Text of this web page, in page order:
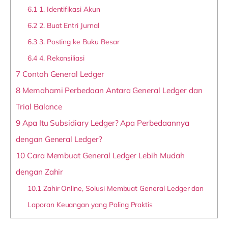
6.1 1. Identifikasi Akun
6.2 2. Buat Entri Jurnal
6.33. Posting ke Buku Besar
6.44. Rekonsiliasi
7Contoh General Ledger
8Memahami Perbedaan Antara General Ledger dan
Trial Balance
9Apa Itu Subsidiary Ledger? Apa Perbedaannya
dengan General Ledger?
10Cara Membuat General Ledger Lebih Mudah
dengan Zahir
10.1 Zahir Online, Solusi Membuat General Ledger dan
Laporan Keuangan yang Paling Praktis